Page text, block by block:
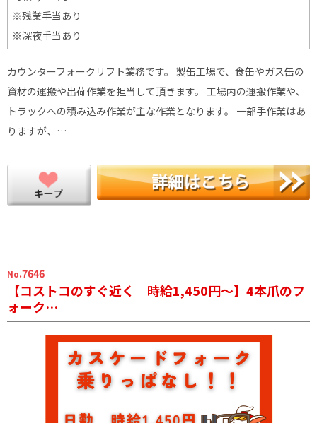
※残業手当あり
※深夜手当あり
カウンターフォークリフト業務です。 製缶工場で、食缶やガス缶の
資材の運搬や出荷作業を担当して頂きます。 工場内の運搬作業や、
トラックへの積み込み作業が主な作業となります。 一部手作業はあ
りますが、…
No.7646
【コストコのすぐ近く 時給1,450円～】4本爪のフ
ォーク…